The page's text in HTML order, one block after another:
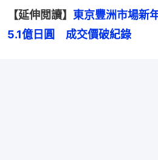
【延伸閲讀】 東京豐洲市場新
5.1億日圓　成交價破紀錄